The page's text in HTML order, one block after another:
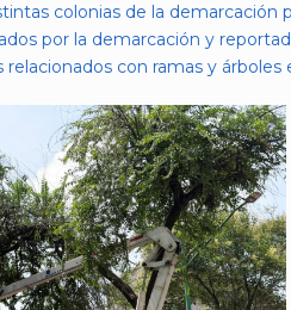
colonias de la
por la demarcación y
con ramas y árboles